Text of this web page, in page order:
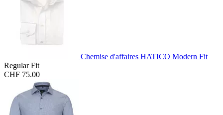
Chemise d'affaires HATICO Modern Fit
Regular Fit
CHF 75.00